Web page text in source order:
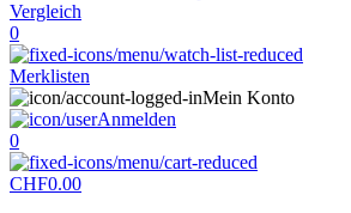
Vergleich
0
Merklisten
Mein Konto
Anmelden
0
CHF0.00